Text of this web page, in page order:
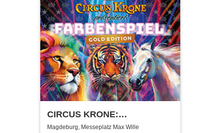
CIRCUS KRONE:
FARBENSPIEL – Gold Edition
Magdeburg, Messeplatz Max Wille